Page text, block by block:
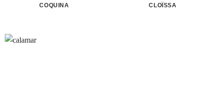
COQUINA CLOÏSSA